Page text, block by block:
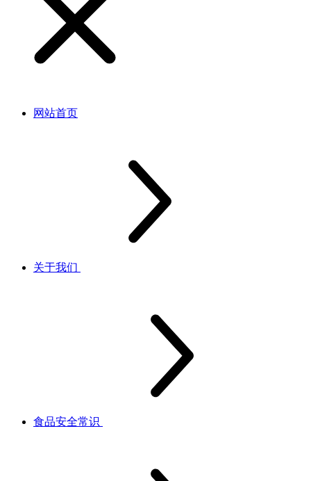
网站首页
关于我们
食品安全常识